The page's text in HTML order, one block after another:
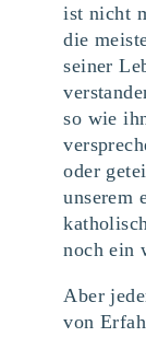
ist nicht
die
seiner
so wie
oder
unserem
noch ein
Aber
von